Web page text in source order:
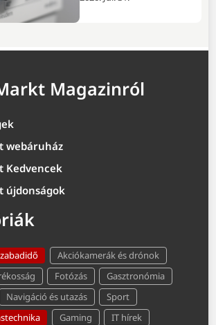
Magazinról
webáruház
Kedvencek
újdonságok
Akciókamerák és drónok
Fotózás
Gasztronómia
Navigáció és utazás
Sport
Gaming
IT hírek